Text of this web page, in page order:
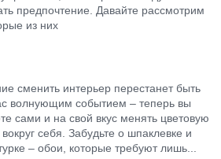
предпочтение. Давайте рассмотрим
из них
сменить интерьер перестанет быть
волнующим событием – теперь вы
сами и на свой вкус менять цветовую
себя. Забудьте о шпаклевке и
– обои, которые требуют лишь...